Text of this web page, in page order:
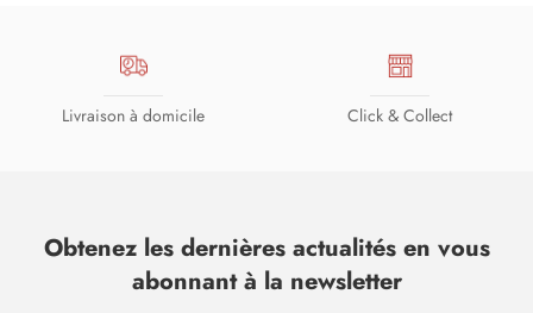
Livraison à domicile Click & Collect
Obtenez les dernières actualités en vous
abonnant à la newsletter